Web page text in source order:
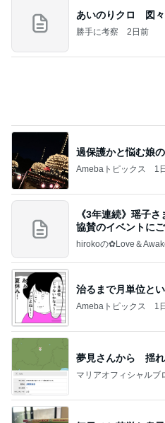
あいのりクロ 図々
勝手に考察 2日前
過保護かと悩む娘
Amebaトピックス 1
《3年連続》瑶子
協賛のイベントに
すぎ
hirokoの✿Love＆
治るまで月単位と
Amebaトピックス 1
夢見さんから 揺れ
マリアオフィシャルブ